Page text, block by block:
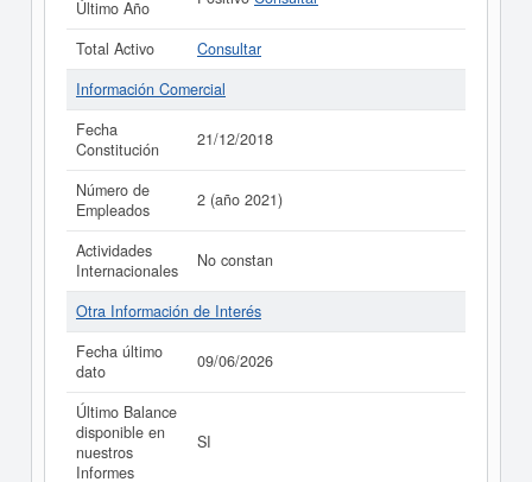
Último Año
Total Activo
Consultar
Información Comercial
Fecha
Constitución
21/12/2018
Número de
Empleados
2 (año 2021)
Actividades
Internacionales
No constan
Otra Información de Interés
Fecha último
dato
09/06/2026
Último Balance
disponible en
nuestros
Informes
SI